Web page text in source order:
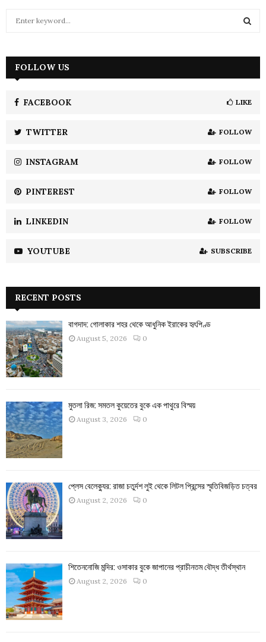
h
H
FOLLOW US
FACEBOOK LIKE
TWITTER FOLLOW
INSTAGRAM FOLLOW
PINTEREST FOLLOW
LINKEDIN FOLLOW
YOUTUBE SUBSCRIBE
RECENT POSTS
বাগদাদ: গোলাকার শহর থেকে আধুনিক ইরাকের হৃৎপিণ্ড
August 5, 2026 0
মুতলা রিজ: সমতল কুয়েতের বুকে এক পাথুরে বিস্ময়
August 3, 2026 0
প্লেস বেলেক্যুর: রাজা চতুর্দশ লুই থেকে লিটল প্রিন্সের স্মৃতিবিজড়িত চত্বর
August 2, 2026 0
শিতেননোজি মন্দির: ওসাকার বুকে জাপানের প্রাচীনতম বৌদ্ধ তীর্থস্থান
August 2, 2026 0